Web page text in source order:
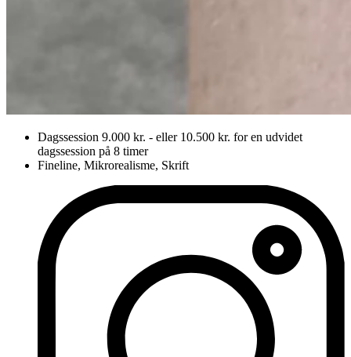
Dagssession 9.000 kr. - eller 10.500 kr. for en udvidet
dagssession på 8 timer
Fineline, Mikrorealisme, Skrift